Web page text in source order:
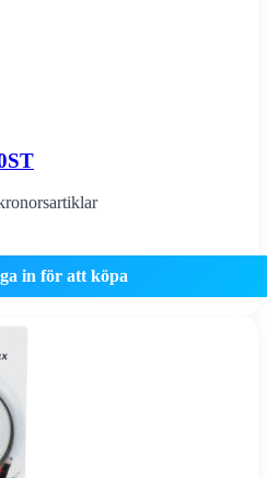
in för att köpa